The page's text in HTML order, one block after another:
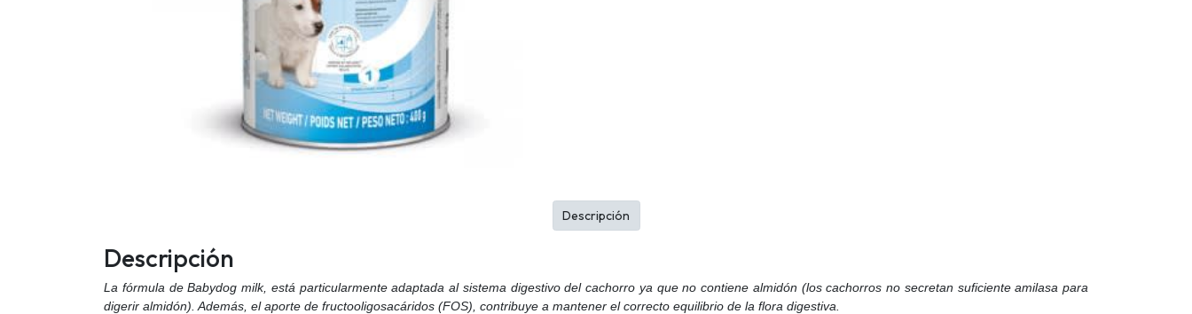
Descripción
La fórmula de Babydog milk, está particularmente adaptada al sistema digestivo del cachorro ya que no contiene almidón (los cachorros no secretan suficiente amilasa para
digerir almidón). Además, el aporte de fructooligosacáridos (FOS), contribuye a mantener el correcto equilibrio de la flora digestiva.
Descripción